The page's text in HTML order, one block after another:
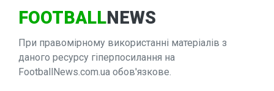
FOOTBALLNEWS
При правомірному використанні матеріалів з
даного ресурсу гіперпосилання на
FootballNews.com.ua обов'язкове.